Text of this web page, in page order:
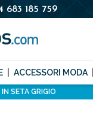
683 185 759
ACCESSORI MODA
IN SETA GRIGIO